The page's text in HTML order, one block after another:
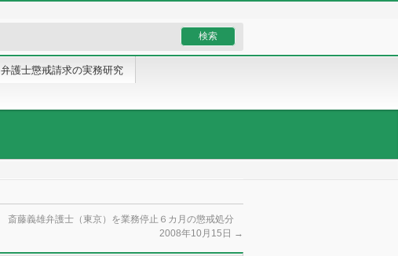
弁護士懲戒請求の実務研究
斎藤義雄弁護士（東京）を業務停止６カ月の懲戒処分
2008年10月15日 →